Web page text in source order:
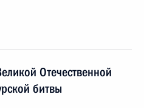
Отечественной
битвы